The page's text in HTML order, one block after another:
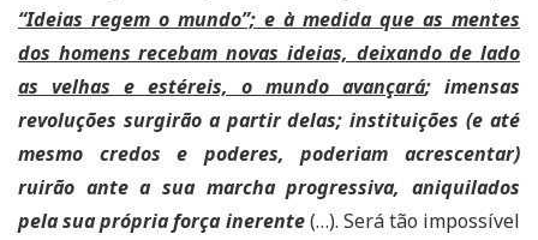
“Ideias regem o mundo”; e à medida que as mentes
dos homens recebam novas ideias, deixando de lado
as velhas e estéreis, o mundo avançará; imensas
revoluções surgirão a partir delas; instituições (e até
mesmo credos e poderes, poderiam acrescentar)
ruirão ante a sua marcha progressiva, aniquilados
pela sua própria força inerente(…). Será tão impossível